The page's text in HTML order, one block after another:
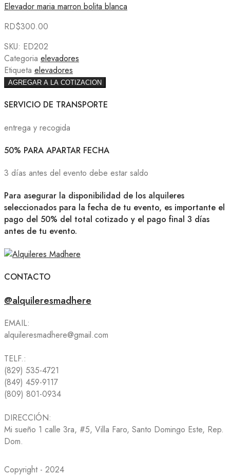
Elevador maria marron bolita blanca
RD$300.00
SKU: ED202
Categoria elevadores
Etiqueta elevadores
AGREGAR A LA COTIZACION
SERVICIO DE TRANSPORTE
entrega y recogida
50% PARA APARTAR FECHA
3 días antes del evento debe estar saldo
Para asegurar la disponibilidad de los alquileres
seleccionados para la fecha de tu evento, es importante el
pago del 50% del total cotizado y el pago final 3 días
antes de tu evento.
CONTACTO
@alquileresmadhere
EMAIL:
alquileresmadhere@gmail.com
TELF.:
(829) 535-4721
(849) 459-9117
(809) 801-0934
DIRECCIÓN:
Mi sueño 1 calle 3ra, #5, Villa Faro, Santo Domingo Este, Rep.
Dom.
Copyright - 2024